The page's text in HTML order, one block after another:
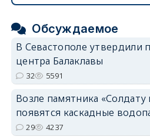
Обсуждаемое
В Севастополе утвердили
центра Балаклавы
32 5591
Возле памятника «Солдату
появятся каскадные
29 4237